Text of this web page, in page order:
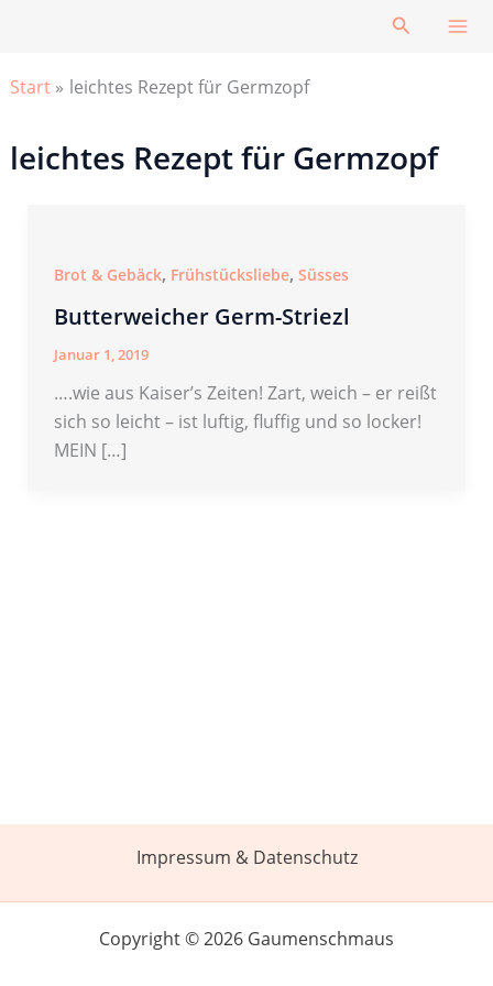
Suchen
Start leichtes Rezept für Germzopf
leichtes Rezept für Germzopf
Brot & Gebäck, Frühstücksliebe, Süsses
Butterweicher Germ-Striezl
Januar 1, 2019
….wie aus Kaiser’s Zeiten! Zart, weich – er reißt
sich so leicht – ist luftig, fluffig und so locker!
MEIN […]
Impressum & Datenschutz
Copyright © 2026 Gaumenschmaus